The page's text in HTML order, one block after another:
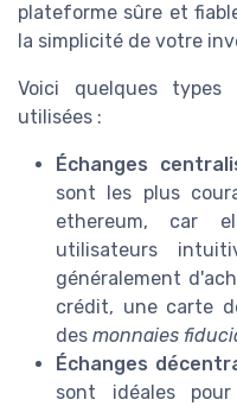
plateforme sûre et
la simplicité de votre
Voici quelques types
utilisées :
Échanges
sont les plus
ethereum, car
utilisateurs
généralement
crédit, une carte
des monnaies
Échanges
sont idéales